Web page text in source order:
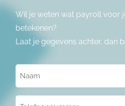
Wil je weten wat payroll voor
betekenen?
Laat je gegevens achter, dan